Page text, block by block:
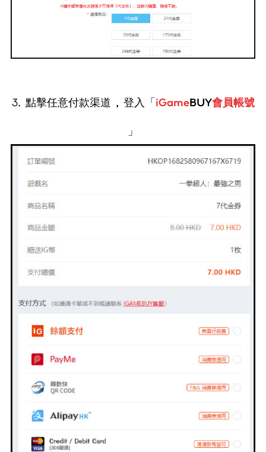
3. 點擊任意付款渠道 , 登入 「iGameBUY會員帳號
」